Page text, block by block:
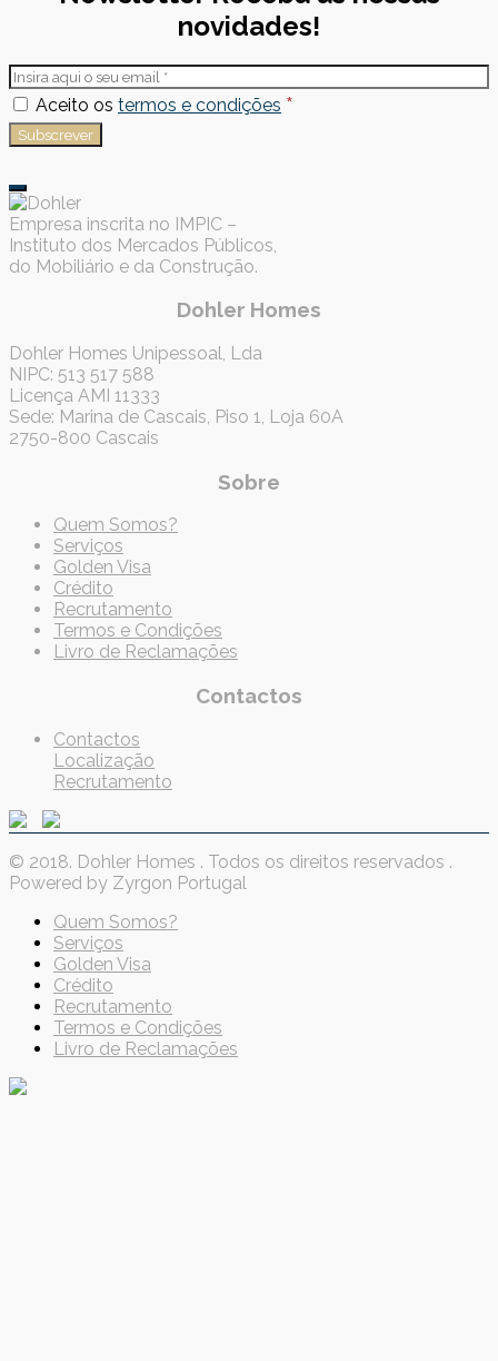
novidades!
Aceito os termos e condições *
Empresa inscrita no IMPIC –
Instituto dos Mercados Públicos,
do Mobiliário e da Construção.
Dohler Homes
Dohler Homes Unipessoal, Lda
NIPC: 513 517 588
Licença AMI 11333
Sede: Marina de Cascais, Piso 1, Loja 60A
2750-800 Cascais
Sobre
Quem Somos?
Serviços
Golden Visa
Crédito
Recrutamento
Termos e Condições
Livro de Reclamações
Contactos
Contactos
Localização
Recrutamento
© 2018. Dohler Homes . Todos os direitos reservados .
Powered by Zyrgon Portugal
Quem Somos?
Serviços
Golden Visa
Crédito
Recrutamento
Termos e Condições
Livro de Reclamações